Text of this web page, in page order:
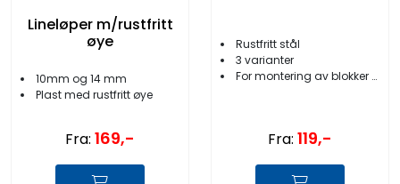
Lineløper m/rustfritt
øye
10mm og 14 mm
Plast med rustfritt øye
Fra: 169,-
Rustfritt stål
3 varianter
For montering av blokker etc.
Fra: 119,-